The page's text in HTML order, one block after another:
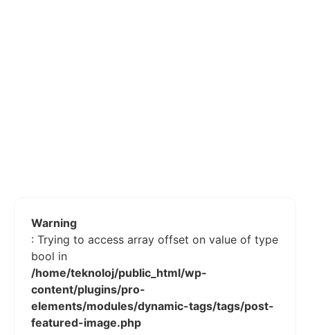
Warning
: Trying to access array offset on value of type
bool in
/home/teknoloj/public_html/wp-
content/plugins/pro-
elements/modules/dynamic-tags/tags/post-
featured-image.php